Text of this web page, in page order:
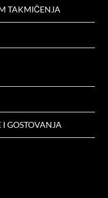
TAKMIČENJA
GOSTOVANJA